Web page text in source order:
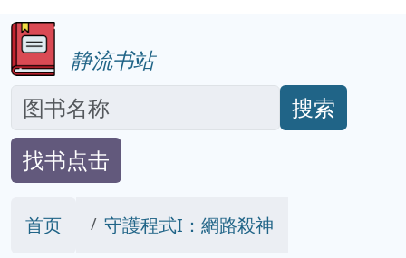
静流书站
搜索
找书点击
首页 守護程式I：網路殺神